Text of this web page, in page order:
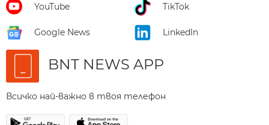
YouTube TikTok
Google News LinkedIn
BNT NEWS APP
Всичко най-важно в твоя телефон